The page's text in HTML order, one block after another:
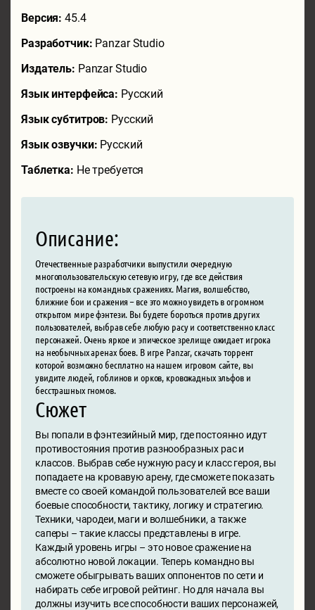
Версия:45.4
Разработчик: Panzar Studio
Издатель: Panzar Studio
Язык интерфейса: Русский
Язык субтитров: Русский
Язык озвучки: Русский
Таблетка: Не требуется
Описание:
Отечественные разработчики выпустили очередную
многопользовательскую сетевую игру, где все действия
построены на командных сражениях. Магия, волшебство,
ближние бои и сражения – все это можно увидеть в огромном
открытом мире фэнтези. Вы будете бороться против других
пользователей, выбрав себе любую расу и соответственно класс
персонажей. Очень яркое и эпическое зрелище ожидает игрока
на необычных аренах боев. В игре Panzar, скачать торрент
которой возможно бесплатно на нашем игровом сайте, вы
увидите людей, гоблинов и орков, кровожадных эльфов и
бесстрашных гномов.
Сюжет
Вы попали в фэнтезийный мир, где постоянно идут
противостояния против разнообразных рас и
классов. Выбрав себе нужную расу и класс героя, вы
попадаете на кровавую арену, где сможете показать
вместе со своей командой пользователей все ваши
боевые способности, тактику, логику и стратегию.
Техники, чародеи, маги и волшебники, а также
саперы – такие классы представлены в игре.
Каждый уровень игры – это новое сражение на
абсолютно новой локации. Теперь командно вы
сможете обыгрывать ваших оппонентов по сети и
набирать себе игровой рейтинг. Но для начала вы
должны изучить все способности ваших персонажей,